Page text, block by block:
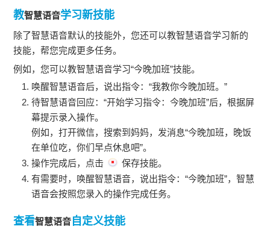
教智慧语音学习新技能
除了智慧语音默认的技能外，您还可以教智慧语音学习新的
技能，帮您完成更多任务。
例如，您可以教智慧语音学习“今晚加班”技能。
唤醒智慧语音后，说出指令：“我教你今晚加班。”
待智慧语音回应：“开始学习指令：今晚加班”后，根据屏
幕提示录入操作。
例如，打开微信，搜索到妈妈，发消息“今晚加班，晚饭
在单位吃，你们早点休息吧”。
操作完成后，点击
保存技能。
有需要时，唤醒智慧语音，说出指令：“今晚加班”，智慧
语音会按照您录入的操作完成任务。
查看智慧语音自定义技能